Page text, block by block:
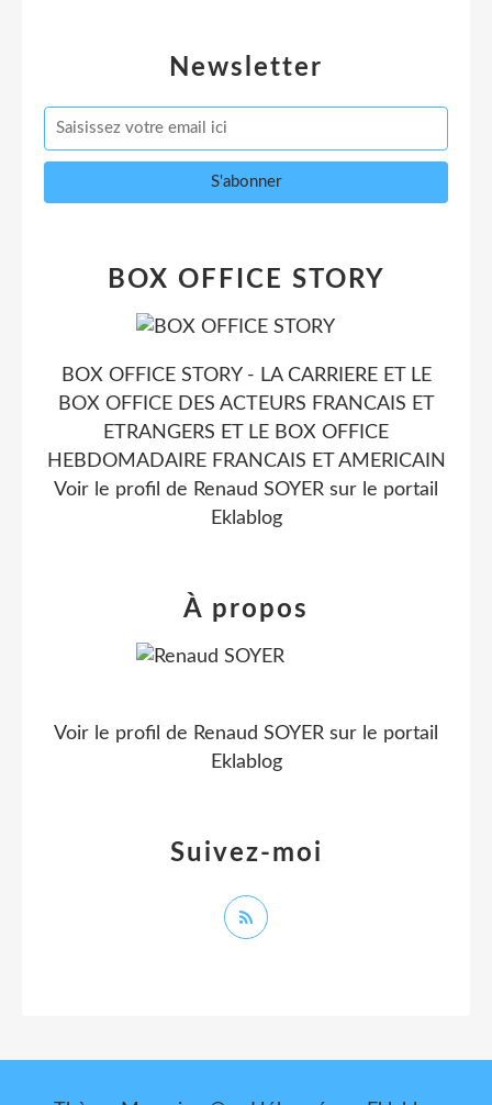
Newsletter
BOX OFFICE STORY
BOX OFFICE STORY - LA CARRIERE ET LE
BOX OFFICE DES ACTEURS FRANCAIS ET
ETRANGERS ET LE BOX OFFICE
HEBDOMADAIRE FRANCAIS ET AMERICAIN
Voir le profil de Renaud SOYER sur le portail
Eklablog
Suivez-moi
À propos
Voir le profil de Renaud SOYER sur le portail
Eklablog